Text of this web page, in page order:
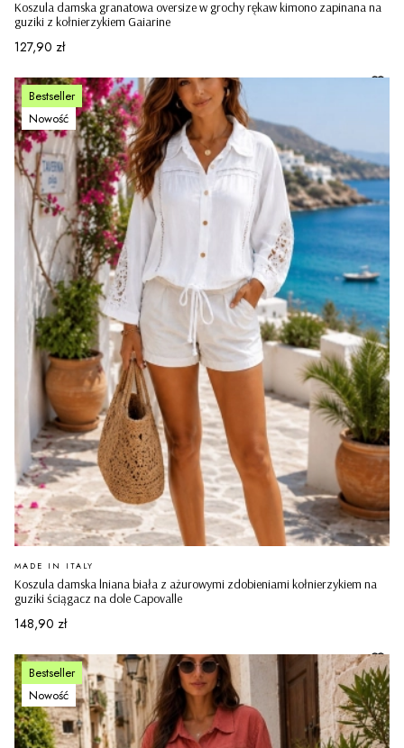
Koszula damska granatowa oversize w grochy rękaw kimono zapinana na
guziki z kołnierzykiem Gaiarine
Cena
127,90 zł
Bestseller
Nowość
Koszula damska lniana biała z ażurowymi zdobieniami kołnierzykiem na
guziki ściągacz na dole Capovalle
PRODUCENT
MADE IN ITALY
Cena
148,90 zł
Bestseller
Nowość